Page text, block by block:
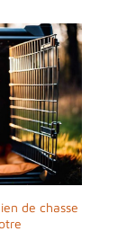
de chasse